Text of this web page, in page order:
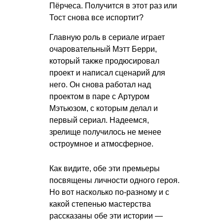
Пёрчеса. Получится в этот раз или
Тост снова все испортит?
Главную роль в сериале играет
очаровательный Мэтт Берри,
который также продюсировал
проект и написал сценарий для
него. Он снова работал над
проектом в паре с Артуром
Мэтьюзом, с которым делал и
первый сериал. Надеемся,
зрелище получилось не менее
остроумное и атмосферное.
Как видите, обе эти премьеры
посвящены личности одного героя.
Но вот насколько по-разному и с
какой степенью мастерства
рассказаны обе эти истории —